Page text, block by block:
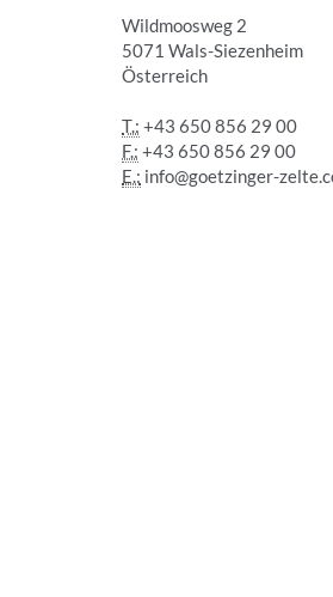
Wildmoosweg 2
5071 Wals-Siezenheim
Österreich
T.: +43 650 856 29 00
F.: +43 650 856 29 00
E.: info@goetzinger-